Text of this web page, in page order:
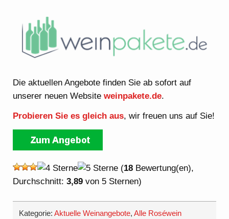
Die aktuellen Angebote finden Sie ab sofort auf
unserer neuen Websiteweinpakete.de.
Probieren Sie es gleich aus, wir freuen uns auf Sie!
(18 Bewertung(en),
Durchschnitt:3,89 von 5 Sternen)
Kategorie:Aktuelle Weinangebote,Alle Roséwein